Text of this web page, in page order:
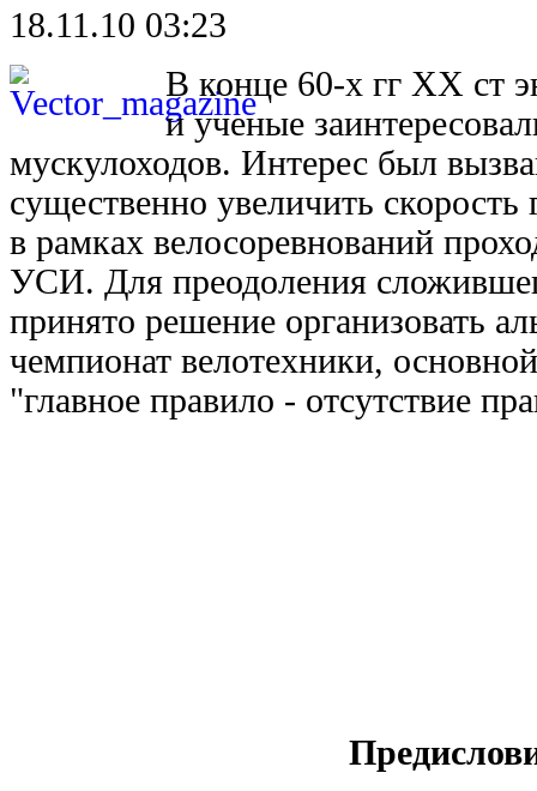
18.11.10 03:23
В конце 60-х гг ХХ ст
и ученые
мускулоходов. Интерес был
существенно увеличить
в рамках велосоревнований
УСИ. Для преодоления
принято решение организовать
чемпионат велотехники,
"главное правило - отсутствие